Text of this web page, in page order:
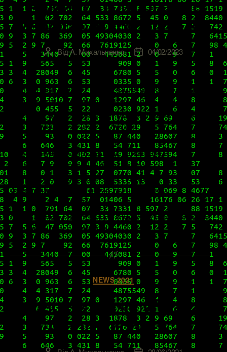
vRealize Automation 8.4
Автор
запису
ВідА. Михальченко
Дата
запису
04/02/2023
В прошлой статье из цикла по автоматизации
«Разворот и базовая настройка VMware
vRealize Automation 8.3» мы учились готовить
нашу среду под инсталляцию vRA,
устанавливать этот продукт и осуществлять
начальную его настройку, добиваясь
минимальной функциональности с
использованием практически всех
возможностей, которые он нам готов
предложить. Настало время глубокого
погружения в процесс его администрирования,
изучения массы полезных […]
Категорії
NEWS 2021
Новое в патче vRealize
Automation 8.4.2